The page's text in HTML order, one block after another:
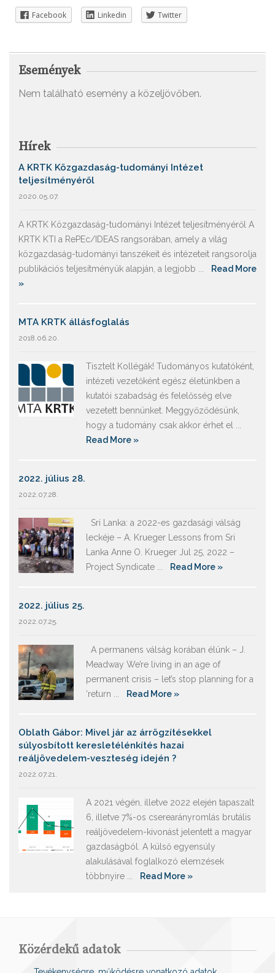
Facebook Linkedin Twitter
Események
Nem található esemény a közeljövőben.
Hírek
A KRTK Közgazdaság-tudományi Intézet
teljesítményéről
2020.05.07.
A KRTK Közgazdaság-tudományi Intézet teljesítményéről A
KRTK KTI a RePEc/IDEAS rangsorában, amely a világ
közgazdaság-tudományi tanszékeit és intézeteit rangsorolja
publikációs teljesítményük alapján, a legjobb ... Read More
»
MTA KRTK állásfoglalás
2018.06.20.
Tisztelt Kollégák! Tudományos kutatóként,
intézeti vezetőként egész életünkben a
kutatói szabadság és felelősség elve
vezetett bennünket. Meggyőződésünk,
hogy a tudomány csak akkor érhet el ...
Read More »
2022. július 28.
2022.07.28.
Srí Lanka: a 2022-es gazdasági válság
leckéje – A. Krueger Lessons from Sri
Lanka Anne O. Krueger Jul 25, 2022 –
Project Syndicate ... Read More »
2022. július 25.
2022.07.25.
A permanens válság korában élünk – J.
Meadway We’re living in an age of
permanent crisis – let’s stop planning for a
‘return ... Read More »
Oblath Gábor: Mivel jár az árrögzítésekkel
súlyosbított keresletélénkítés hazai
reáljövedelem-veszteség idején ?
2022.07.21.
A 2021 végén, illetve 2022 elején tapaszalt
6, illetve 7%-os cserearányromlás brutális
reáljövedelem-kivonást jelentett a magyar
gazdaságból. A külső egyensúly
alakulásával foglalkozó elemzések
többnyire ... Read More »
Közérdekű adatok